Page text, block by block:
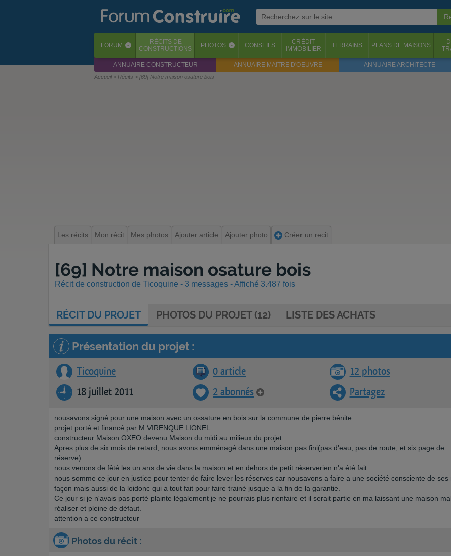
FORUM ‹ RÉCITS DE
CONSTRUCTIONS
PHOTOS ‹ CONSEILS
CRÉDIT
IMMOBILIER
TERRAINS PLANS DE MAISONS
ANNUAIRE CONSTRUCTEUR ANNUAIRE MAITRE D'OEUVRE ANNUAIRE ARCHITECTE
Accueil Récits [69] Notre maison osature bois
Les récits Mon récit Mes photos Ajouter article Ajouter photo Créer un recit
[69] Notre maison osature bois
Récit de construction de Ticoquine - 3 messages - Affiché 3.487 fois
RÉCITDU PROJET PHOTOS DU PROJET (12) LISTE DES ACHATS
Présentation du projet :
Ticoquine 0 article
12 photos
18 juillet 2011
2 abonnés Partagez
nousavons signé pour une maison avec un ossature en bois sur la commune de pierre bénite
projet porté et financé par M VIRENQUE LIONEL
constructeur Maison OXEO devenu Maison du midi au milieux du projet
Apres plus de six mois de retard, nous avons emménagé dans une maison pas fini(pas d'eau, pas de route, et six page de
réserve)
nous venons de fêté les un ans de vie dans la maison et en dehors de petit réserverien n'a été fait.
nous somme ce jour en justice pour tenter de faire lever les réserves car nousavons a faire a une société consciente de ses
façon mais aussi de la loidonc qui a tout fait pour faire trainé jusque a la fin de la garantie.
Ce jour si je n'avais pas porté plainte légalement je ne pourrais plus rienfaire et il serait partie en ma laissant une maison mal
réaliser et pleine de défaut.
attention a ce constructeur
Photos du récit :